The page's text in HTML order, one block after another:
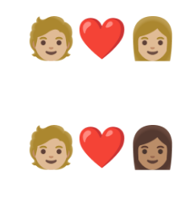
🧑🏼‍❤️‍👩🏼
🧑🏼‍❤️‍👩🏽